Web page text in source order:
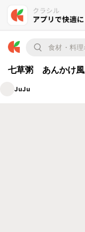
七草粥 あんかけ風
JuJu